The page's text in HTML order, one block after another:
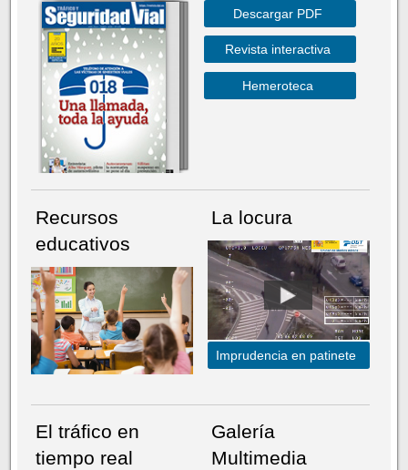
Descargar PDF
Revista interactiva
Hemeroteca
Recursos
educativos
La locura
Imprudencia en patinete
El tráfico en
tiempo real
Galería
Multimedia